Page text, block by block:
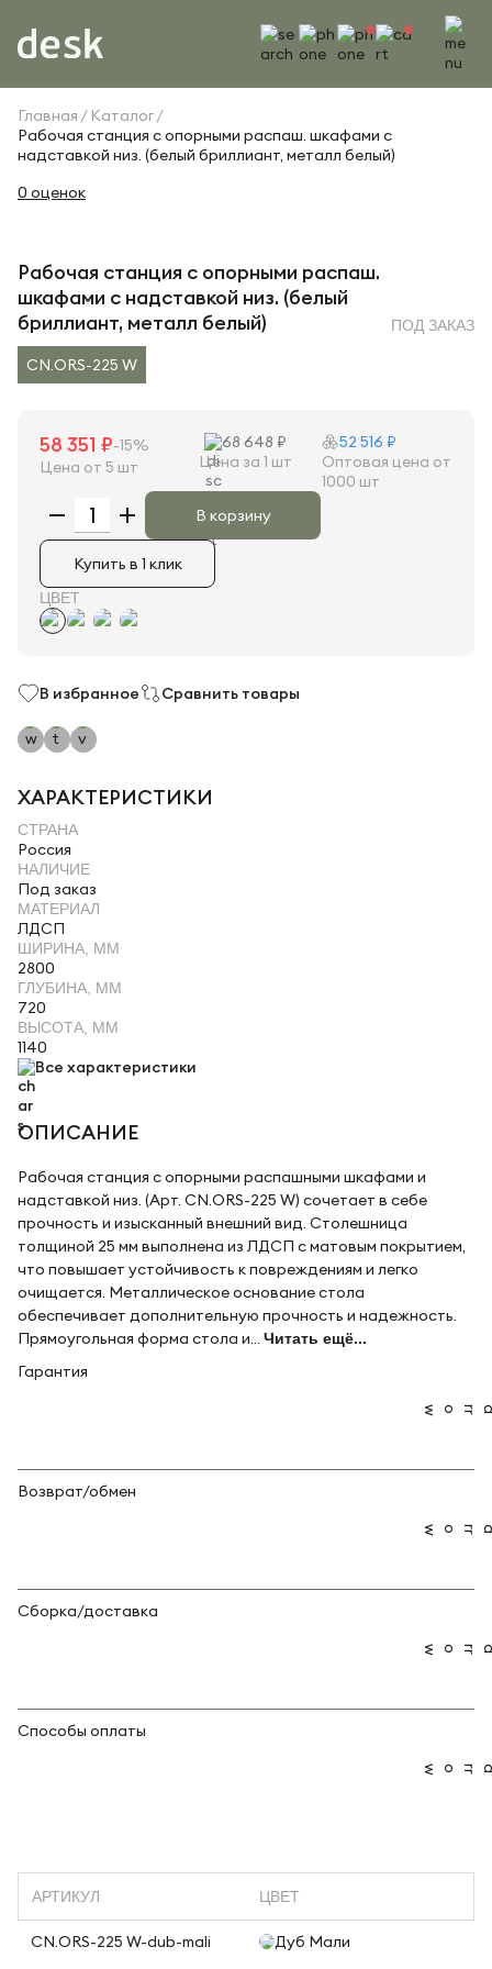
Главная
Каталог
Рабочая станция с опорными распаш. шкафами с
надставкой низ. (белый бриллиант, металл белый)
0 оценок
Рабочая станция с опорными распаш.
шкафами с надставкой низ. (белый
бриллиант, металл белый)
ПОД ЗАКАЗ
CN.ORS-225 W
58 351 ₽-15%
Цена от 5 шт
68 648 ₽
Цена за 1 шт
52 516 ₽
Оптовая цена от
1000 шт
В корзину
Купить в 1 клик
ЦВЕТ
В избранное Сравнить товары
ХАРАКТЕРИСТИКИ
СТРАНА
Россия
НАЛИЧИЕ
Под заказ
МАТЕРИАЛ
ЛДСП
ШИРИНА, ММ
2800
ГЛУБИНА, ММ
720
ВЫСОТА, ММ
1140
Все характеристики
ОПИСАНИЕ
Рабочая станция с опорными распашными шкафами и
надставкой низ. (Арт. CN.ORS-225 W) сочетает в себе
прочность и изысканный внешний вид. Столешница
толщиной 25 мм выполнена из ЛДСП с матовым покрытием,
что повышает устойчивость к повреждениям и легко
очищается. Металлическое основание стола
обеспечивает дополнительную прочность и надежность.
Прямоугольная форма стола и... Читать ещё...
Гарантия
Возврат/обмен
Сборка/доставка
Способы оплаты
АРТИКУЛ ЦВЕТ
CN.ORS-225 W-dub-mali Дуб Мали